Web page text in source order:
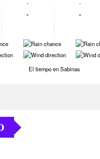
-
-
-
-
-
-
-
-
El tiempo en Sabinas